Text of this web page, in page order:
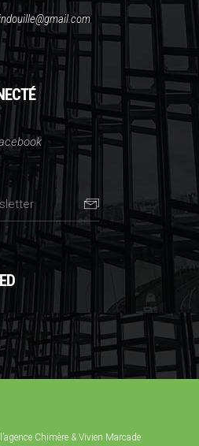
Chimère & Vivien Marcade